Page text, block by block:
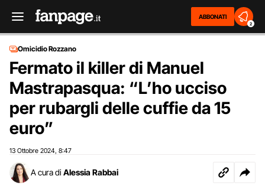
ABBONATI
2
Omicidio Rozzano
Fermato il killer di Manuel
Mastrapasqua: “L’ho ucciso
per rubargli delle cuffie da 15
euro”
13 Ottobre 2024 8:47
A cura di Alessia Rabbai